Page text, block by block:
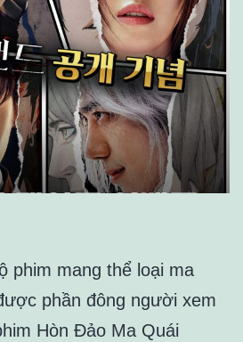
phim mang thể loại ma
phần đông người xem
Hòn Đảo Ma Quái